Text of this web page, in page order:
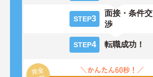
STEP3
面接・条件交
渉
STEP4 転職成功！